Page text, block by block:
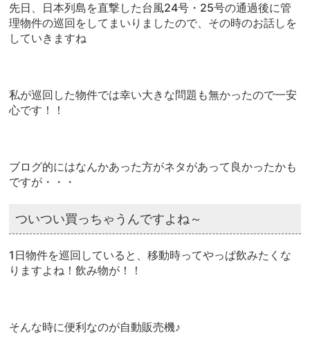
先日、日本列島を直撃した台風24号・25号の通過後に管
理物件の巡回をしてまいりましたので、その時のお話しを
していきますね
私が巡回した物件では幸い大きな問題も無かったので一安
心です！！
ブログ的にはなんかあった方がネタがあって良かったかも
ですが・・・
ついつい買っちゃうんですよね～
1日物件を巡回していると、移動時ってやっぱ飲みたくな
りますよね！飲み物が！！
そんな時に便利なのが自動販売機♪